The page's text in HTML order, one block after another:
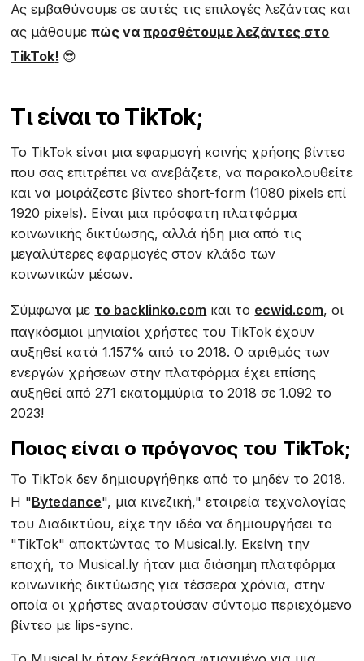
Ας εμβαθύνουμε σε αυτές τις επιλογές λεζάντας και
ας μάθουμεπώς ναπροσθέτουμε λεζάντες στο
TikTok! 😎
Τι είναι το TikTok;
Το TikTok είναι μια εφαρμογή κοινής χρήσης βίντεο
που σας επιτρέπει να ανεβάζετε, να παρακολουθείτε
και να μοιράζεστε βίντεο short-form (1080 pixels επί
1920 pixels). Είναι μια πρόσφατη πλατφόρμα
κοινωνικής δικτύωσης, αλλά ήδη μια από τις
μεγαλύτερες εφαρμογές στον κλάδο των
κοινωνικών μέσων.
Σύμφωνα με το backlinko.com και το ecwid.com, οι
παγκόσμιοι μηνιαίοι χρήστες του TikTok έχουν
αυξηθεί κατά 1.157% από το 2018. Ο αριθμός των
ενεργών χρήσεων στην πλατφόρμα έχει επίσης
αυξηθεί από 271 εκατομμύρια το 2018 σε 1.092 το
2023!
Ποιος είναι ο πρόγονος του TikTok;
Το TikTok δεν δημιουργήθηκε από το μηδέν το 2018.
Η "Bytedance", μια κινεζική," εταιρεία τεχνολογίας
του Διαδικτύου, είχε την ιδέα να δημιουργήσει το
"TikTok" αποκτώντας το Musical.ly. Εκείνη την
εποχή, το Musical.ly ήταν μια διάσημη πλατφόρμα
κοινωνικής δικτύωσης για τέσσερα χρόνια, στην
οποία οι χρήστες αναρτούσαν σύντομο περιεχόμενο
βίντεο με lips-sync.